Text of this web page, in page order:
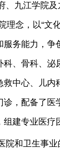
、九江学院
理念，以“
务能力，
科、骨科、
救中心、儿
诊，配备了
组建专业医疗
院和卫生事